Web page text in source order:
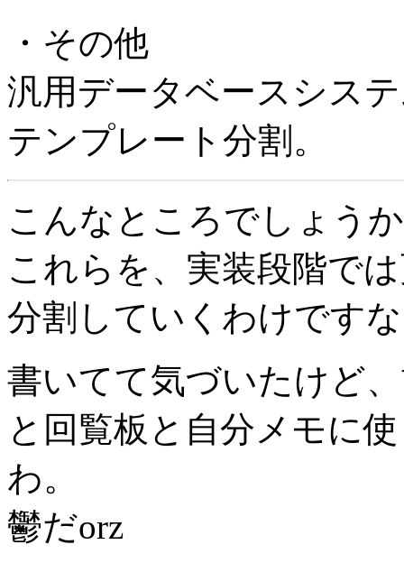
・その他
汎用データベースシス
テンプレート分割。
こんなところでしょう
これらを、実装段階で
分割していくわけです
書いてて気づいたけど
と回覧板と自分メモに
わ。
鬱だorz